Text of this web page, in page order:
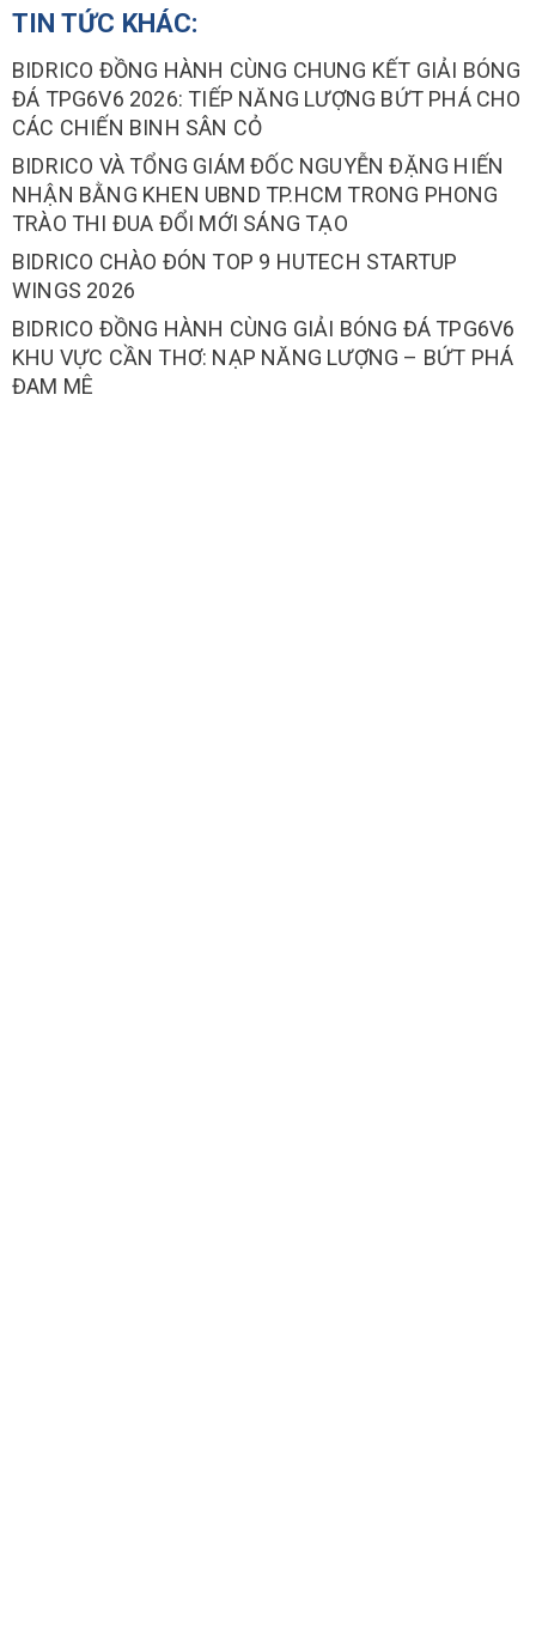
TIN TỨC KHÁC:
BIDRICO ĐỒNG HÀNH CÙNG CHUNG KẾT GIẢI BÓNG
ĐÁ TPG6V6 2026: TIẾP NĂNG LƯỢNG BỨT PHÁ CHO
CÁC CHIẾN BINH SÂN CỎ
BIDRICO VÀ TỔNG GIÁM ĐỐC NGUYỄN ĐẶNG HIẾN
NHẬN BẰNG KHEN UBND TP.HCM TRONG PHONG
TRÀO THI ĐUA ĐỔI MỚI SÁNG TẠO
BIDRICO CHÀO ĐÓN TOP 9 HUTECH STARTUP
WINGS 2026
BIDRICO ĐỒNG HÀNH CÙNG GIẢI BÓNG ĐÁ TPG6V6
KHU VỰC CẦN THƠ: NẠP NĂNG LƯỢNG – BỨT PHÁ
ĐAM MÊ